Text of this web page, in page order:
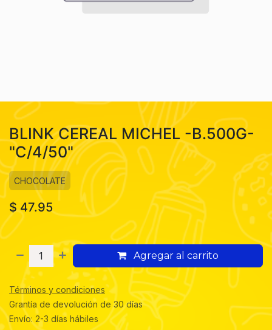
BLINK CEREAL MICHEL -B.500G-
"C/4/50"
CHOCOLATE
$47.95
Agregar al carrito
Términos y condiciones
Grantía de devolución de 30 días
Envío: 2-3 días hábiles